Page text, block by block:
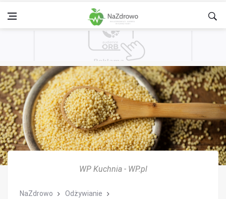
WP Kuchnia - WP.pl
NaZdrowo
Odżywianie